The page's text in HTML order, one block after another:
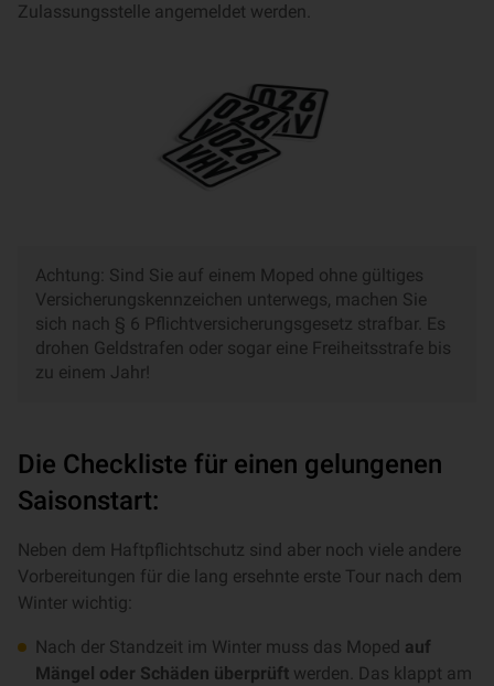
Zulassungsstelle angemeldet werden.
Achtung: Sind Sie auf einem Moped ohne gültiges
Versicherungskennzeichen unterwegs, machen Sie
sich nach § 6 Pflichtversicherungsgesetz strafbar. Es
drohen Geldstrafen oder sogar eine Freiheitsstrafe bis
zu einem Jahr!
Die Checkliste für einen gelungenen
Saisonstart:
Neben dem Haftpflichtschutz sind aber noch viele andere
Vorbereitungen für die lang ersehnte erste Tour nach dem
Winter wichtig:
Nach der Standzeit im Winter muss das Moped auf
Mängel oder Schäden überprüft werden. Das klappt am